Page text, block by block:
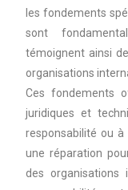
les fondements
sont
témoignent ainsi
organisations
Ces fondements
juridiques et
responsabilité ou
une réparation
des organisations